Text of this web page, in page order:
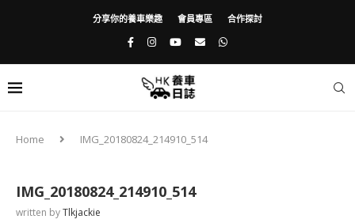
分享你的養車樂趣 會員專區 合作探討
Home IMG_20180824_214910_514
IMG_20180824_214910_514
written byTlkjackie